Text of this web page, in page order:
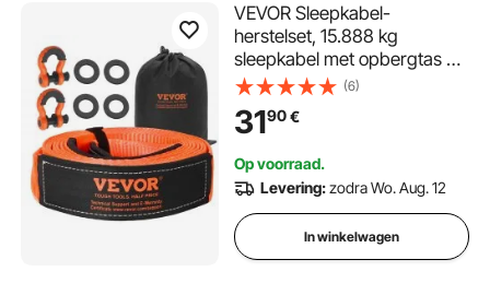
VEVOR Sleepkabel-
herstelset, 15.888 kg
sleepkabel met opbergtas en
1,9 cm D-ringsluiting, zware
noodriem voor SUV's, pick-
uptrucks, vrachtwagens,
(6)
3190€
Op voorraad.
Levering:zodra Wo. Aug. 12
In winkelwagen